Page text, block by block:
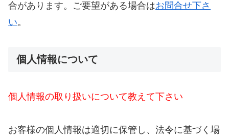
合があります。ご要望がある場合はお問合せ下さ
い。
個人情報について
個人情報の取り扱いについて教えて下さい
お客様の個人情報は適切に保管し、法令に基づく場